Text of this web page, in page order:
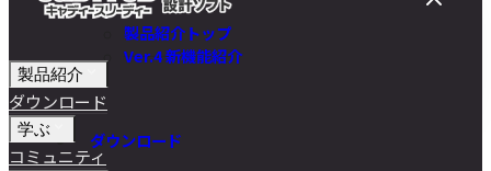
製品紹介トップ
Ver.4 新機能紹介
ダウンロード
製品紹介
ダウンロード
学ぶ
コミュニティ